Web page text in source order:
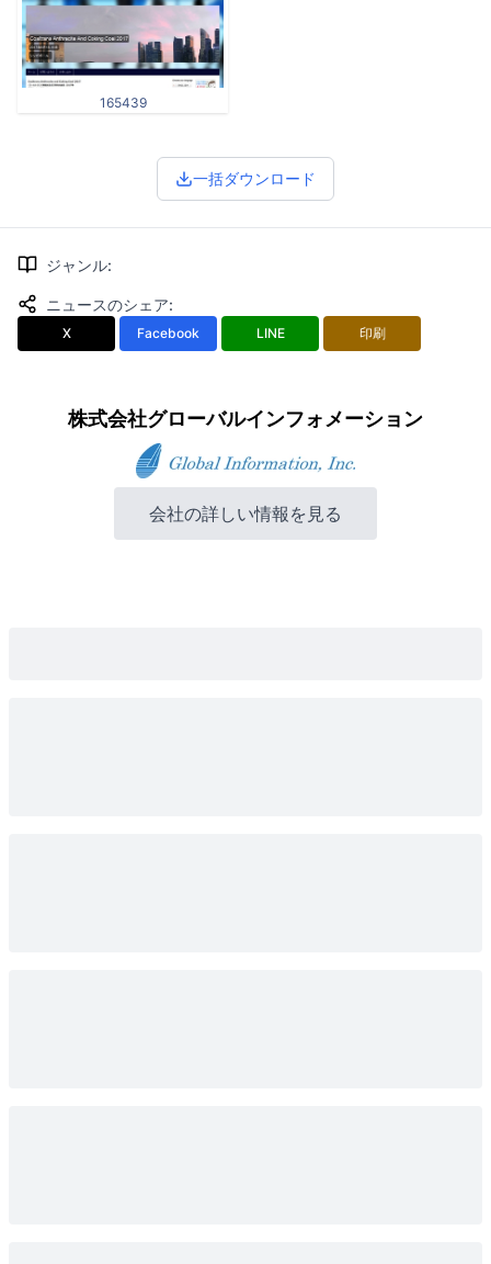
165439
一括ダウンロード
ジャンル:
ニュースのシェア:
X Facebook LINE 印刷
株式会社グローバルインフォメーション
会社の詳しい情報を見る